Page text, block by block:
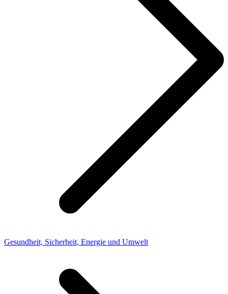
Gesundheit, Sicherheit, Energie und Umwelt